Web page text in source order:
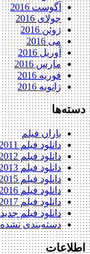
آگوست 2016
جولای 2016
ژوئن 2016
می 2016
آوریل 2016
مارس 2016
فوریه 2016
ژانویه 2016
دسته‌ها
باران فیلم
دانلود فیلم 2011
دانلود فیلم 2012
دانلود فیلم 2013
دانلود فیلم 2015
دانلود فیلم 2016
دانلود فیلم 2017
دانلود فیلم جدید
دسته‌بندی نشده
اطلاعات